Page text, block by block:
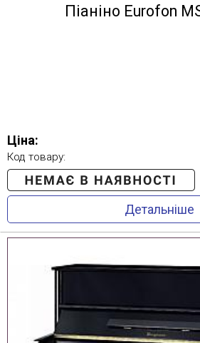
Піаніно Eurofon
Ціна:
Код товару:
Детальніше